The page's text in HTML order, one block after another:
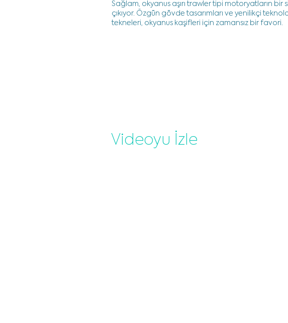
Sağlam, okyanus aşırı trawler tipi motoryatların bir
çıkıyor. Özgün gövde tasarımları ve yenilikçi
tekneleri, okyanus kaşifleri için zamansız bir favori.
Videoyu İzle